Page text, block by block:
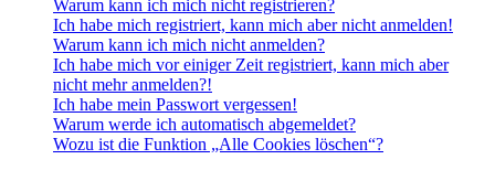
Warum kann ich mich nicht registrieren?
Ich habe mich registriert, kann mich aber nicht anmelden!
Warum kann ich mich nicht anmelden?
Ich habe mich vor einiger Zeit registriert, kann mich aber
nicht mehr anmelden?!
Ich habe mein Passwort vergessen!
Warum werde ich automatisch abgemeldet?
Wozu ist die Funktion „Alle Cookies löschen“?